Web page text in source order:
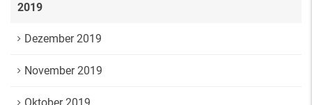
2019
Dezember 2019
November 2019